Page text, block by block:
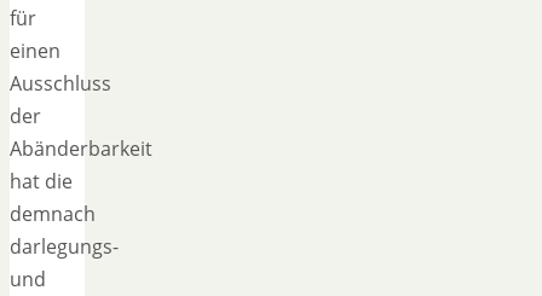
für
einen
Ausschluss
der
Abänderbarkeit
hat die
demnach
darlegungs-
und